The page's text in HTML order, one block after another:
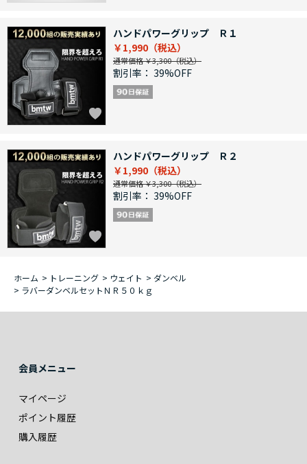
ハンドパワーグリップ Ｒ１
￥1,990
通常価格 ￥3,300
割引率： 39%OFF
ハンドパワーグリップ Ｒ２
￥1,990
通常価格 ￥3,300
割引率： 39%OFF
ホーム > トレーニング > ウェイト > ダンベル
> ラバーダンベルセットＮＲ５０ｋｇ
会員メニュー
マイページ
ポイント履歴
購入履歴